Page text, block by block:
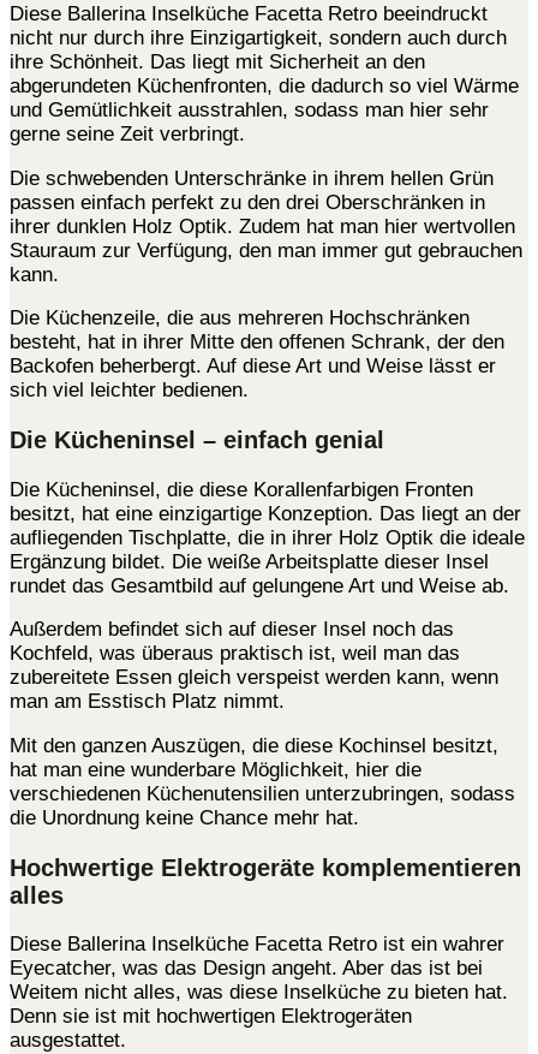
Diese Ballerina Inselküche Facetta Retro beeindruckt
nicht nur durch ihre Einzigartigkeit, sondern auch durch
ihre Schönheit. Das liegt mit Sicherheit an den
abgerundeten Küchenfronten, die dadurch so viel Wärme
und Gemütlichkeit ausstrahlen, sodass man hier sehr
gerne seine Zeit verbringt.
Die schwebenden Unterschränke in ihrem hellen Grün
passen einfach perfekt zu den drei Oberschränken in
ihrer dunklen Holz Optik. Zudem hat man hier wertvollen
Stauraum zur Verfügung, den man immer gut gebrauchen
kann.
Die Küchenzeile, die aus mehreren Hochschränken
besteht, hat in ihrer Mitte den offenen Schrank, der den
Backofen beherbergt. Auf diese Art und Weise lässt er
sich viel leichter bedienen.
Die Kücheninsel – einfach genial
Die Kücheninsel, die diese Korallenfarbigen Fronten
besitzt, hat eine einzigartige Konzeption. Das liegt an der
aufliegenden Tischplatte, die in ihrer Holz Optik die ideale
Ergänzung bildet. Die weiße Arbeitsplatte dieser Insel
rundet das Gesamtbild auf gelungene Art und Weise ab.
Außerdem befindet sich auf dieser Insel noch das
Kochfeld, was überaus praktisch ist, weil man das
zubereitete Essen gleich verspeist werden kann, wenn
man am Esstisch Platz nimmt.
Mit den ganzen Auszügen, die diese Kochinsel besitzt,
hat man eine wunderbare Möglichkeit, hier die
verschiedenen Küchenutensilien unterzubringen, sodass
die Unordnung keine Chance mehr hat.
Hochwertige Elektrogeräte komplementieren
alles
Diese Ballerina Inselküche Facetta Retro ist ein wahrer
Eyecatcher, was das Design angeht. Aber das ist bei
Weitem nicht alles, was diese Inselküche zu bieten hat.
Denn sie ist mit hochwertigen Elektrogeräten
ausgestattet.